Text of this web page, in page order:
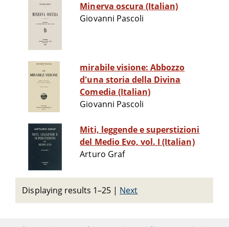
Minerva oscura (Italian)
Giovanni Pascoli
mirabile visione: Abbozzo
d'una storia della Divina
Comedia (Italian)
Giovanni Pascoli
Miti, leggende e superstizioni
del Medio Evo, vol. I (Italian)
Arturo Graf
Displaying results 1–25 | Next